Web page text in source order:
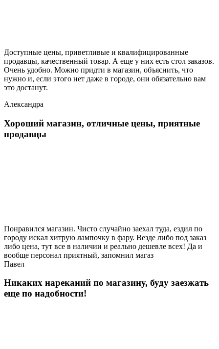
Доступные цены, приветливые и квалифицированные
продавцы, качественный товар. А еще у них есть стол заказов.
Очень удобно. Можно придти в магазин, объяснить, что
нужно и, если этого нет даже в городе, они обязательно вам
это достанут.
Александра
Хороший магазин, отличные цены, приятные
продавцы
Понравился магазин. Чисто случайно заехал туда, ездил по
городу искал хитрую лампочку в фару. Везде либо под заказ
либо цена, тут все в наличии и реально дешевле всех! Да и
вообще персонал приятный, запомнил магаз
Павел
Никаких нареканий по магазину, буду заезжать
еще по надобности!